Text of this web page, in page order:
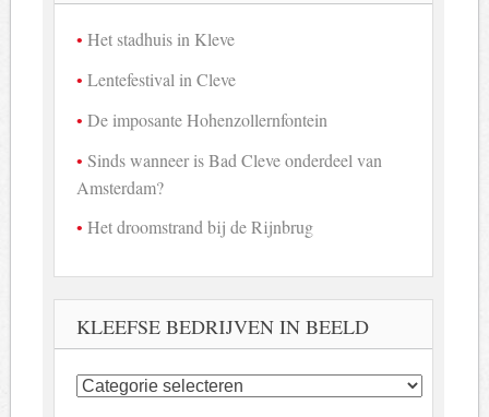
Het stadhuis in Kleve
Lentefestival in Cleve
De imposante Hohenzollernfontein
Sinds wanneer is Bad Cleve onderdeel van
Amsterdam?
Het droomstrand bij de Rijnbrug
KLEEFSE BEDRIJVEN IN BEELD
Kleefse
bedrijven